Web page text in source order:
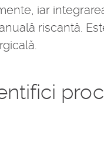
iar
riscantă.